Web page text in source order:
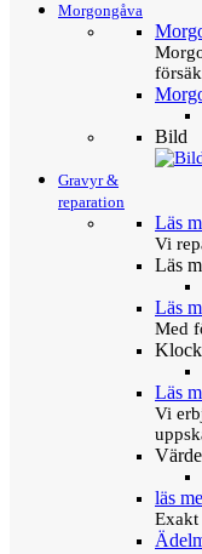
Morgongåva
Bild
Gravyr &
reparation
Läs
Vi
Läs
Läs
Med
Läs
Vi
läs
Exakt